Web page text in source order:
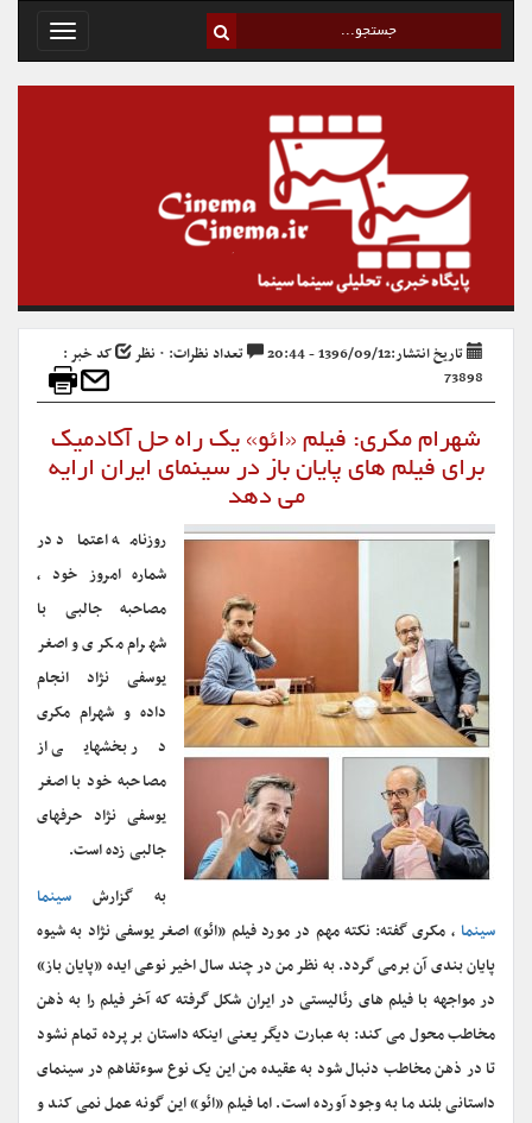
Toggle
تاریخ انتشار:1396/09/12 - 20:44 تعداد نظرات: ۰ نظر
کد خبر :
73898
شهرام مکری: فیلم «ائو» یک راه حل آکادمیک
برای فیلم های پایان باز در سینمای ایران ارایه
می دهد
روزنامه اعتماد در
شماره امروز خود ،
مصاحبه جالبی با
شهرام مکری و اصغر
یوسفی نژاد انجام
داده و شهرام مکری
در بخشهایی از
مصاحبه خود با اصغر
یوسفی نژاد حرفهای
جالبی زده است.
به گزارش سینما
سینما ، مکری گفته: نکته مهم در مورد فیلم «ائو» اصغر یوسفی نژاد به شیوه
پایان بندی آن برمی گردد. به نظر من در چند سال اخیر نوعی ایده «پایان باز»
در مواجهه با فیلم های رئالیستی در ایران شکل گرفته که آخر فیلم را به ذهن
مخاطب محول می کند: به عبارت دیگر یعنی اینکه داستان بر پرده تمام نشود
تا در ذهن مخاطب دنبال شود به عقیده من این یک نوع سوءتفاهم در سینمای
داستانی بلند ما به وجود آورده است. اما فیلم «ائو» این گونه عمل نمی کند و